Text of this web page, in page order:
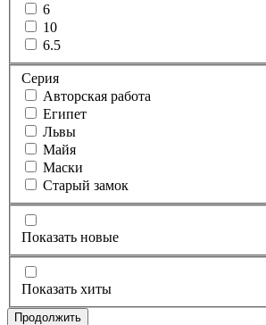
6
10
6.5
Серия
Авторская работа
Египет
Львы
Майя
Маски
Старый замок
Показать новые
Показать хиты
Продолжить